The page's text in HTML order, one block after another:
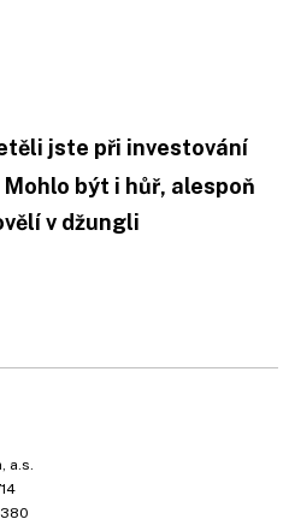
jste při investování
být i hůř, alespoň
v džungli
a.s.